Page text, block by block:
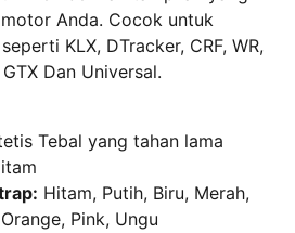
Anda. Cocok untuk
KLX, DTracker, CRF, WR,
Dan Universal.
Tebal yang tahan lama
Hitam, Putih, Biru, Merah,
Pink, Ungu